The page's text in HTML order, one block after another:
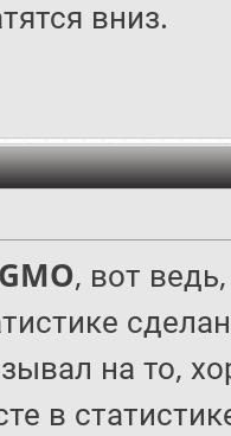
вниз.
, вот
на то,
в